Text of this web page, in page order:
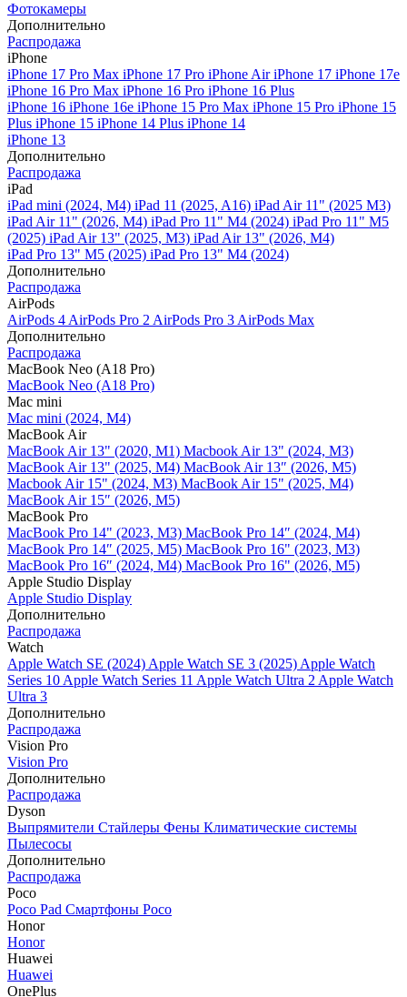
Фотокамеры
Дополнительно
Распродажа
iPhone
iPhone 17 Pro Max iPhone 17 Pro iPhone AiriPhone 17 iPhone 17e
iPhone 16 Pro Max iPhone 16 Pro iPhone 16 Plus
iPhone 16 iPhone 16e iPhone 15 Pro Max iPhone 15 Pro iPhone 15
Plus iPhone 15 iPhone 14 Plus iPhone 14
iPhone 13
Дополнительно
Распродажа
iPad
iPad mini (2024, M4) iPad 11 (2025, A16) iPad Air 11" (2025 M3)
iPad Air 11" (2026, M4) iPad Pro 11" M4 (2024) iPad Pro 11" M5
(2025) iPad Air 13" (2025, M3) iPad Air 13" (2026, M4)
iPad Pro 13" M5 (2025) iPad Pro 13" M4 (2024)
Дополнительно
Распродажа
AirPods
AirPods 4 AirPods Pro 2 AirPods Pro 3 AirPods Max
Дополнительно
Распродажа
MacBook Neo (A18 Pro)
MacBook Neo (A18 Pro)
Mac mini
Mac mini (2024, M4)
MacBook Air
MacBook Air 13" (2020, M1) Macbook Air 13" (2024, M3)
MacBook Air 13" (2025, M4) MacBook Air 13″ (2026, M5)
Macbook Air 15" (2024, M3) MacBook Air 15" (2025, M4)
MacBook Air 15″ (2026, M5)
MacBook Pro
MacBook Pro 14" (2023, M3) MacBook Pro 14″ (2024, M4)
MacBook Pro 14″ (2025, M5) MacBook Pro 16" (2023, M3)
MacBook Pro 16″ (2024, M4) MacBook Pro 16" (2026, M5)
Apple Studio Display
Apple Studio Display
Дополнительно
Распродажа
Watch
Apple Watch SE (2024) Apple Watch SE 3 (2025) Apple Watch
Series 10 Apple Watch Series 11 Apple Watch Ultra 2 Apple Watch
Ultra 3
Дополнительно
Распродажа
Vision Pro
Vision Pro
Дополнительно
Распродажа
Dyson
Выпрямители Стайлеры Фены Климатические системы
Пылесосы
Дополнительно
Распродажа
Poco
Poco Pad Смартфоны Poco
Honor
Honor
Huawei
Huawei
OnePlus